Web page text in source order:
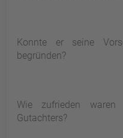
Konnte er seine
begründen?
Wie zufrieden
Gutachters?